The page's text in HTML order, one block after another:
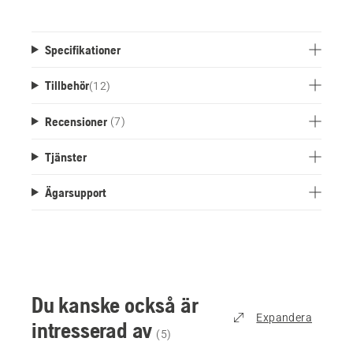
Specifikationer
Tillbehör(12)
Recensioner (7)
Tjänster
Ägarsupport
Du kanske också är
intresserad av (5)
Expandera